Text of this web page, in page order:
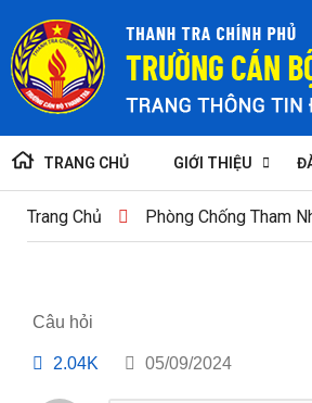
TRANG CHỦ GIỚI THIỆU
Trang Chủ Phòng Chống Tham
Câu hỏi
2.04K 05/09/2024